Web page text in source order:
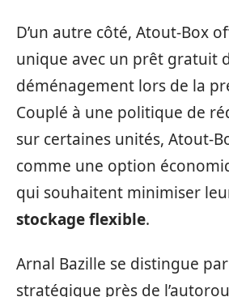
D’un autre côté, Atout-Box
unique avec un prêt gratuit
déménagement lors de la
Couplé à une politique de
sur certaines unités, Atout-
comme une option
qui souhaitent minimiser
stockage flexible.
Arnal Bazille se distingue
stratégique près de